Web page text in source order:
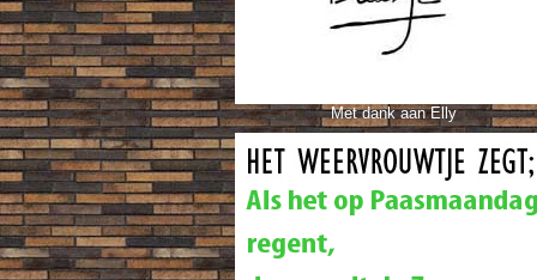
Met dank aan Elly